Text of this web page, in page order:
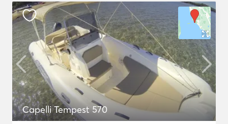
Capelli Tempest 570